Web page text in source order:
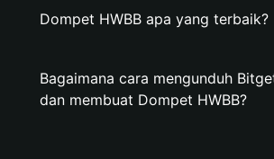
Dompet HWBB apa yang terbaik?
Bagaimana cara mengunduh
dan membuat Dompet HWBB?